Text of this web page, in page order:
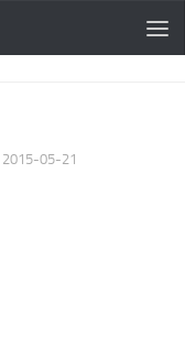
2015-05-21